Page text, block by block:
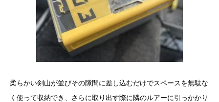
柔らかい剣山が並びその隙間に差し込むだけでスペースを無駄な
く使って収納でき、さらに取り出す際に隣のルアーに引っかかり